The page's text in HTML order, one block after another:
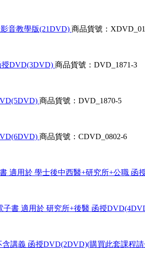
音教學版(21DVD) 商品貨號：
授DVD(3DVD) 商品貨號：DVD_1871-3
商品貨號：DVD_1870-5
商品貨號：CDVD_0802-6
適用於 學士後中西醫+研究所+公職 函
子書 適用於 研究所+後醫 函授
講義 函授DVD(2DVD)(購買此套課程